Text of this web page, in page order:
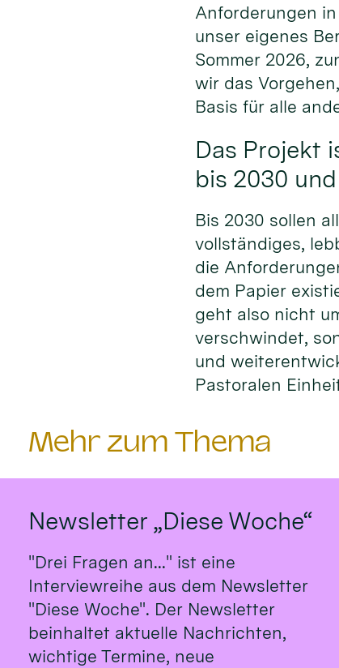
Anforderungen
unser eigenes
Sommer 2026,
wir das
Basis für alle
Das Projekt
bis 2030
Bis 2030 sollen
vollständiges,
die
dem Papier
geht also nicht
verschwindet,
und
Pastoralen
Mehr zum Thema
Newsletter „Diese Woche“
"Drei Fragen an..." ist eine
Interviewreihe aus dem Newsletter
"Diese Woche". Der Newsletter
beinhaltet aktuelle Nachrichten,
wichtige Termine, neue